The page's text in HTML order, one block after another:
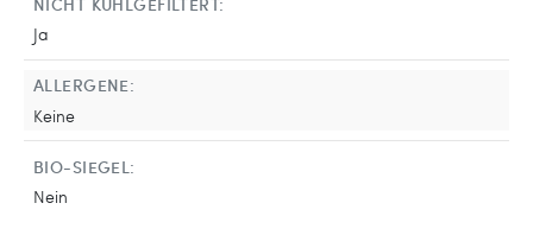
Ja
ALLERGENE:
Keine
BIO-SIEGEL:
Nein